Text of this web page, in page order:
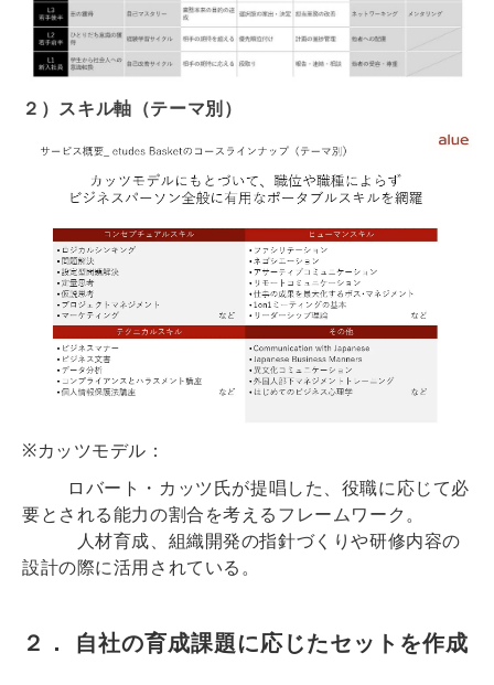
２）スキル軸（テーマ別）
※カッツモデル：
ロバート・カッツ氏が提唱した、役職に応じて必
要とされる能力の割合を考えるフレームワーク。
人材育成、組織開発の指針づくりや研修内容の
設計の際に活用されている。
２． 自社の育成課題に応じたセットを作成